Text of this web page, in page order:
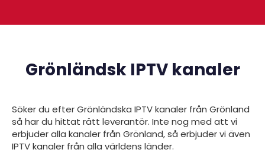
Grönländsk IPTV kanaler
Söker du efterGrönländska IPTV kanaler från Grönland
så har du hittat rätt leverantör. Inte nog med att vi
erbjuder alla kanaler från Grönland, så erbjuder vi även
IPTV kanaler från alla världens länder.